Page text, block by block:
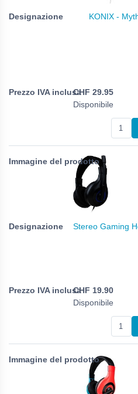
KONIX -
CHF 29.95
Disponibile
Stereo Gaming
CHF 19.90
Disponibile